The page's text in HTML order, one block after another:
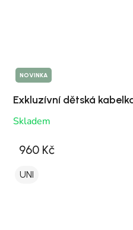
NOVINKA
Exkluzívní dětská
Skladem
960 Kč
UNI